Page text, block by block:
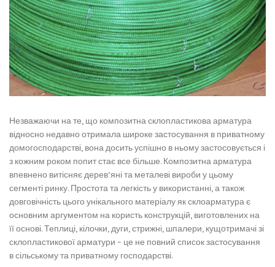
Незважаючи на те, що композитна склопластикова арматура
відносно недавно отримала широке застосування в приватному
домогосподарстві, вона досить успішно в ньому застосовується і
з кожним роком попит стає все більше. Композитна арматура
впевнено витісняє дерев’яні та металеві вироби у цьому
сегменті ринку. Простота та легкість у використанні, а також
довговічність цього унікального матеріалу як склоарматура є
основним аргументом на користь конструкцій, виготовлених на
її основі. Теплиці, кілочки, дуги, стрижні, шпалери, кущотримачі зі
склопластикової арматури – це не повний список застосування
в сільському та приватному господарстві.